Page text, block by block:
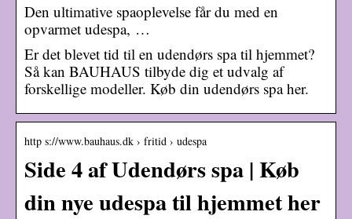
Den ultimative spaoplevelse får du med en
opvarmet udespa, …
Er det blevet tid til en udendørs spa til hjemmet?
Så kan BAUHAUS tilbyde dig et udvalg af
forskellige modeller. Køb din udendørs spa her.
http s://www.bauhaus.dk › fritid › udespa
Side 4 af Udendørs spa | Køb
din nye udespa til hjemmet her